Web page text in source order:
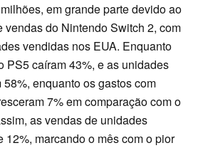
em grande parte devido ao
vendas do Nintendo Switch 2, com
vendidas nos EUA. Enquanto
PS5 caíram 43%, e as unidades
enquanto os gastos com
7% em comparação com o
as vendas de unidades
12%, marcando o mês com o pior